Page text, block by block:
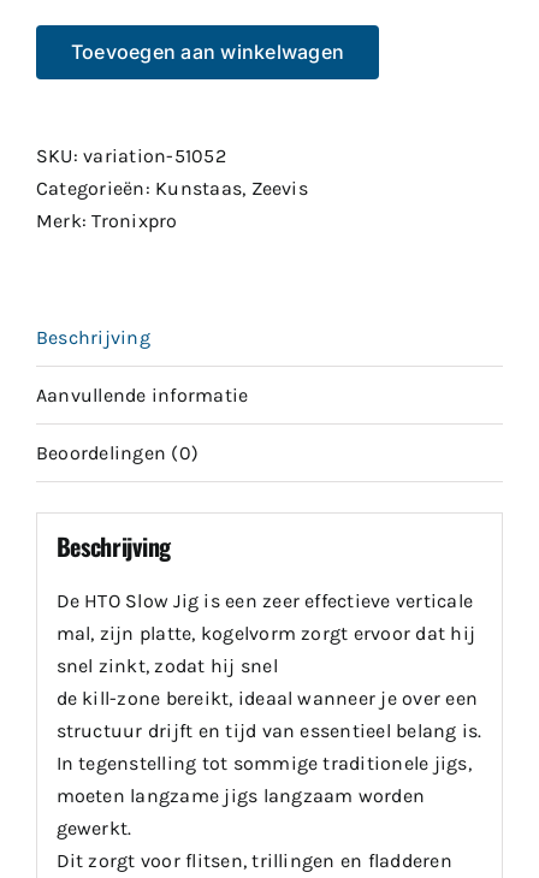
Jig
60gr
Toevoegen aan winkelwagen
SKU:variation-51052
Categorieën: Kunstaas, Zeevis
Merk:Tronixpro
Beschrijving
Aanvullende informatie
Beoordelingen (0)
Beschrijving
De HTO Slow Jig is een zeer effectieve verticale
mal, zijn platte, kogelvorm zorgt ervoor dat hij
snel zinkt, zodat hij snel
de kill-zone bereikt, ideaal wanneer je over een
structuur drijft en tijd van essentieel belang is.
In tegenstelling tot sommige traditionele jigs,
moeten langzame jigs langzaam worden
gewerkt.
Dit zorgt voor flitsen, trillingen en fladderen